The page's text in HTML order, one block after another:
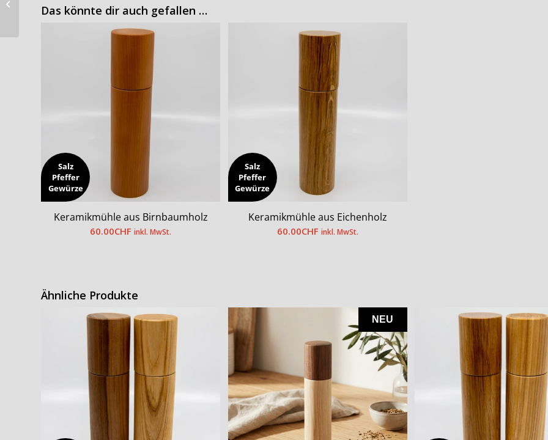
Das könnte dir auch gefallen …
Salz
Pfeffer
Gewürze
Keramikmühle aus Birnbaumholz
60.00CHF inkl. MwSt.
Salz
Pfeffer
Gewürze
Keramikmühle aus Eichenholz
60.00CHF inkl. MwSt.
Ähnliche Produkte
NEU
Gewürze